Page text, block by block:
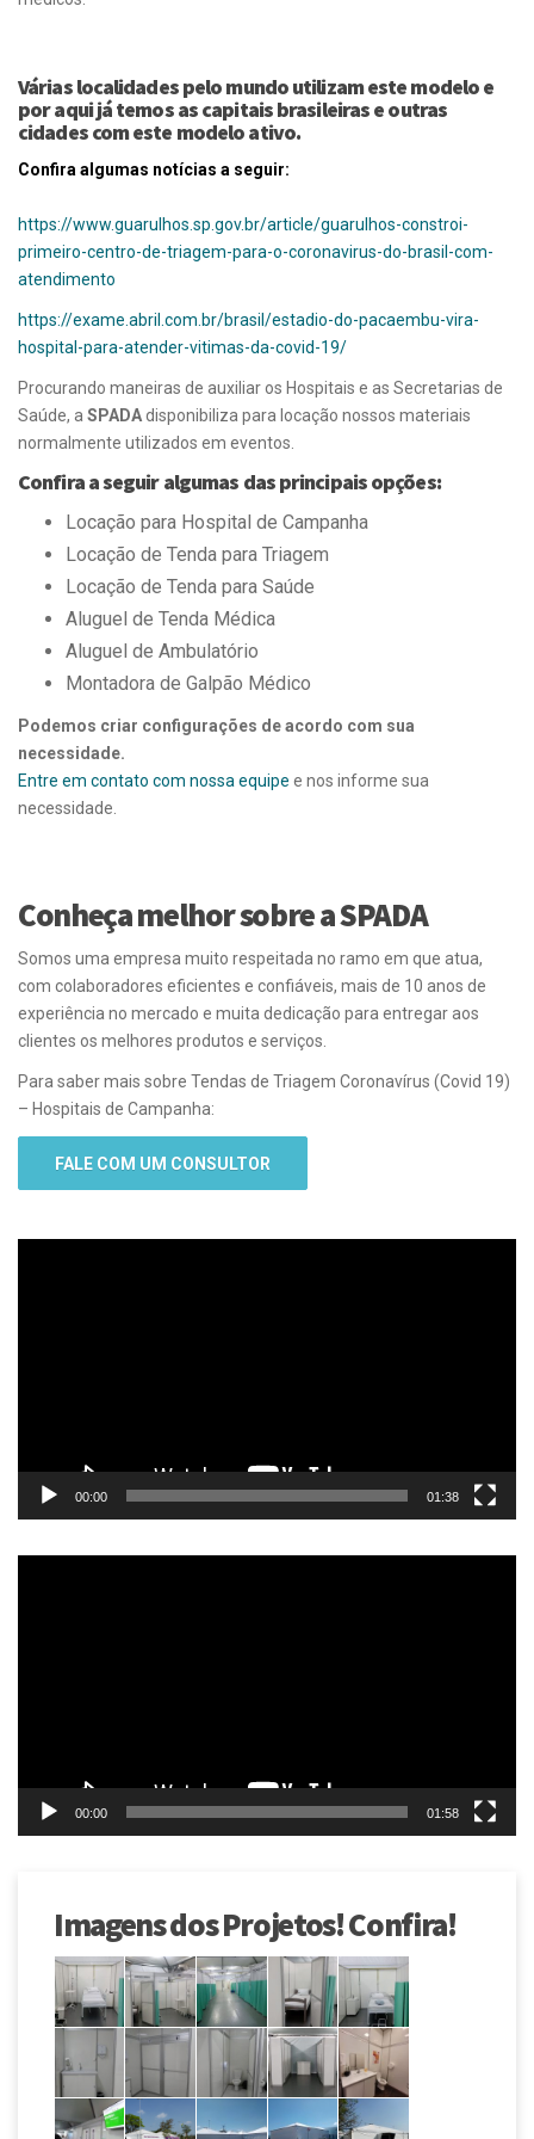
Várias localidades pelo mundo utilizam este modelo e
por aqui já temos as capitais brasileiras e outras
cidades com este modelo ativo.
Confira algumas notícias a seguir:
https://www.guarulhos.sp.gov.br/article/guarulhos-constroi-
primeiro-centro-de-triagem-para-o-coronavirus-do-brasil-com-
atendimento
https://exame.abril.com.br/brasil/estadio-do-pacaembu-vira-
hospital-para-atender-vitimas-da-covid-19/
Procurando maneiras de auxiliar os Hospitais e as Secretarias de
Saúde, aSPADAdisponibiliza para locação nossos materiais
normalmente utilizados em eventos.
Confira a seguir algumas das principais opções:
Locação para Hospital de Campanha
Locação de Tenda para Triagem
Locação de Tenda para Saúde
Aluguel de Tenda Médica
Aluguel de Ambulatório
Montadora de Galpão Médico
Podemos criar configurações de acordo com sua
necessidade.
Entre em contato com nossa equipe e nos informe sua
necessidade.
Conheça melhor sobre a SPADA
Somos uma empresa muito respeitada no ramo em que atua,
com colaboradores eficientes e confiáveis, mais de 10 anos de
experiência no mercado e muita dedicação para entregar aos
clientes os melhores produtos e serviços.
Para saber mais sobre Tendas de Triagem Coronavírus (Covid 19)
– Hospitais de Campanha:
FALE COM UM CONSULTOR
00:00 01:38
00:00 01:58
Imagens dos Projetos! Confira!